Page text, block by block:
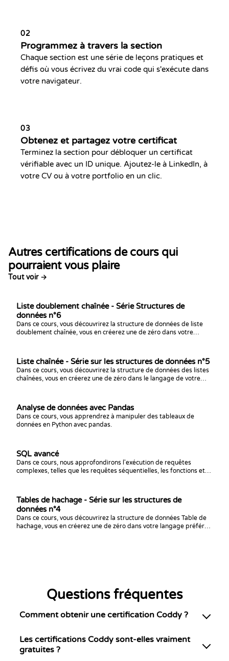
02
Programmez à travers la section
Chaque section est une série de leçons pratiques et
défis où vous écrivez du vrai code qui s'exécute dans
votre navigateur.
03
Obtenez et partagez votre certificat
Terminez la section pour débloquer un certificat
vérifiable avec un ID unique. Ajoutez-le à LinkedIn, à
votre CV ou à votre portfolio en un clic.
Autres certifications de cours qui
pourraient vous plaire
Tout voir →
Liste doublement chaînée - Série Structures de
données n°6
Dans ce cours, vous découvrirez la structure de données de liste
doublement chaînée, vous en créerez une de zéro dans votre
Liste chaînée - Série sur les structures de données n°5
Dans ce cours, vous découvrirez la structure de données des listes
chaînées, vous en créerez une de zéro dans le langage de votre
Analyse de données avec Pandas
Dans ce cours, vous apprendrez à manipuler des tableaux de
données en Python avec pandas.
SQL avancé
Dans ce cours, nous approfondirons l'exécution de requêtes
complexes, telles que les requêtes séquentielles, les fonctions et
Tables de hachage - Série sur les structures de
données n°4
Dans ce cours, vous découvrirez la structure de données Table de
hachage, vous en créerez une de zéro dans votre langage préféré
Questions fréquentes
Comment obtenir une certification Coddy ?
Les certifications Coddy sont-elles vraiment
gratuites ?